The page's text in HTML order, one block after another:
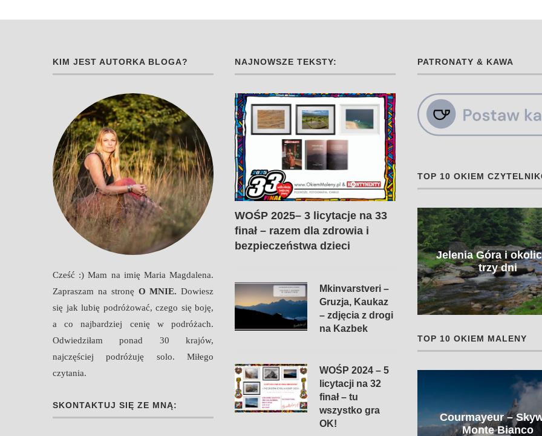
KIM JEST AUTORKA BLOGA?
Cześć :) Mam na imię Maria Magdalena.
Zapraszam na stronę O MNIE.Dowiesz
się jak lubię podróżować, czego się boję,
a co najbardziej cenię w podróżach.
Odwiedziłam ponad 30 krajów,
najczęściej podróżuję solo. Miłego
czytania.
SKONTAKTUJ SIĘ ZE MNĄ:
NAJNOWSZE TEKSTY:
WOŚP 2025– 3 licytacje na 33
finał – razem dla zdrowia i
bezpieczeństwa dzieci
Mkinvarstveri –
Gruzja, Kaukaz
– zdjęcia z drogi
na Kazbek
WOŚP 2024 – 5
licytacji na 32
finał – tu
wszystko gra
OK!
PATRONATY & KAWA
TOP 10 OKIEM
Amalfi i wybrzeże
Jelenia Góra i
trzy dni
TOP 10 OKIEM MALENY
zawrót
Senne Sarajewo, hordy
psów i niebiańska
Courmayeur –
Monte Bianco